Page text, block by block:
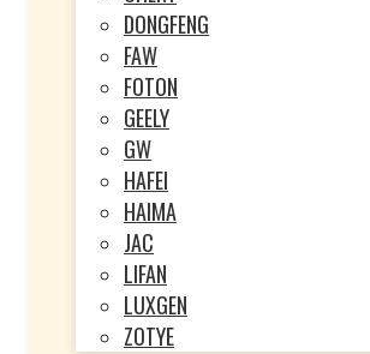
DONGFENG
FAW
FOTON
GEELY
GW
HAFEI
HAIMA
JAC
LIFAN
LUXGEN
ZOTYE